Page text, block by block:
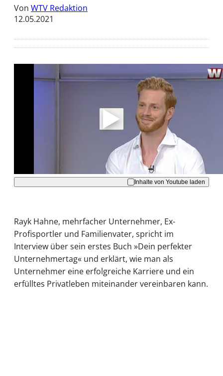
Von WTV Redaktion
12.05.2021
Mit der Wiedergabe dieses Videos werden
Daten an Youtube übertragen.
Hinweise dazu erhalten Sie in der Datenschutzerklärung
Akzeptieren
Inhalte von Youtube laden
Rayk Hahne, mehrfacher Unternehmer, Ex-
Profisportler und Familienvater, spricht im
Interview über sein erstes Buch »Dein perfekter
Unternehmertag« und erklärt, wie man als
Unternehmer eine erfolgreiche Karriere und ein
erfülltes Privatleben miteinander vereinbaren kann.